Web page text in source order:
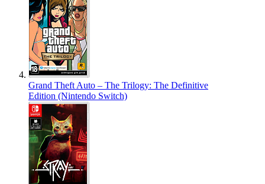
Grand Theft Auto – The Trilogy: The Definitive
Edition (Nintendo Switch)